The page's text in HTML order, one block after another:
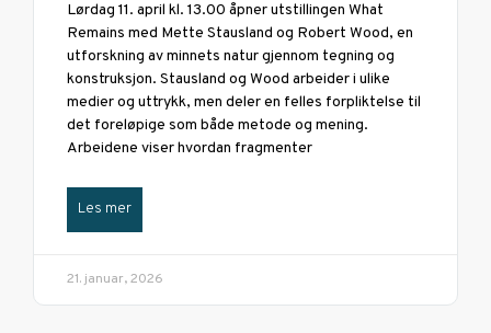
Lørdag 11. april kl. 13.00 åpner utstillingen What
Remains med Mette Stausland og Robert Wood, en
utforskning av minnets natur gjennom tegning og
konstruksjon. Stausland og Wood arbeider i ulike
medier og uttrykk, men deler en felles forpliktelse til
det foreløpige som både metode og mening.
Arbeidene viser hvordan fragmenter
Les mer
21. januar, 2026